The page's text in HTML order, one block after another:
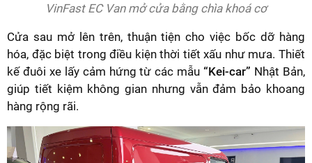
VinFast EC Van mở cửa bằng chìa khoá cơ
Cửa sau mở lên trên, thuận tiện cho việc bốc dỡ hàng
hóa, đặc biệt trong điều kiện thời tiết xấu như mưa. Thiết
kế đuôi xe lấy cảm hứng từ các mẫu “Kei-car” Nhật Bản,
giúp tiết kiệm không gian nhưng vẫn đảm bảo khoang
hàng rộng rãi.